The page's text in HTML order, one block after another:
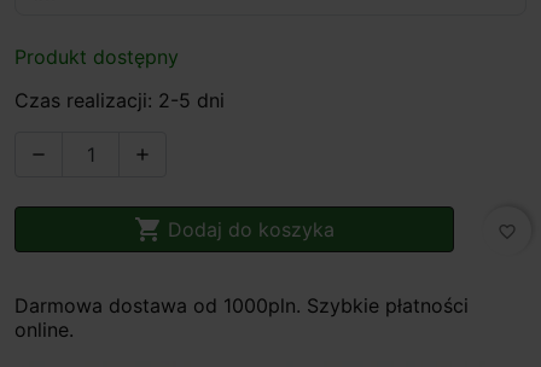
Produkt dostępny
Czas realizacji: 2-5 dni
 
 Dodaj do koszyka favorite_border
Darmowa dostawa od 1000pln. Szybkie płatności
online.